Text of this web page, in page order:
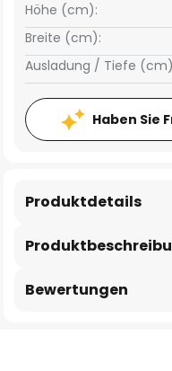
Breite (cm):
Höhe (cm):
Ausladung / Tiefe
Haben Sie
Produktdetails
Bewertungen